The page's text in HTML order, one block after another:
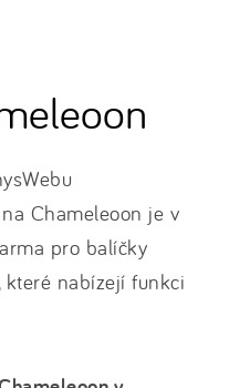
Chameleoon je v
pro balíčky
které nabízejí funkci